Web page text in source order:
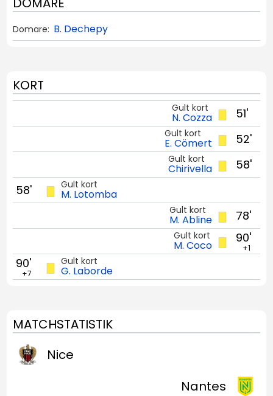
Domare: B. Dechepy
KORT
51'
Gult kort
N. Cozza
52'
Gult kort
E. Cömert
58'
Gult kort
Chirivella
Gult kort
M. Lotomba
58'
78'
Gult kort
M. Abline
90'
+1
Gult kort
M. Coco
Gult kort
G. Laborde
90'
+7
MATCHSTATISTIK
Nice
Nantes